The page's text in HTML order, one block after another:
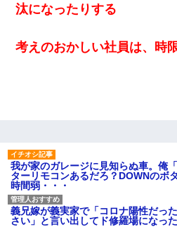
汰になったりする
考えのおかしい社員は、時
我が家のガレージに見知らぬ車。俺
ターリモコンあるだろ？DOWNのボ
時間弱・・・
義兄嫁が義実家で「コロナ陽性だっ
さい」と言い出してド修羅場になった